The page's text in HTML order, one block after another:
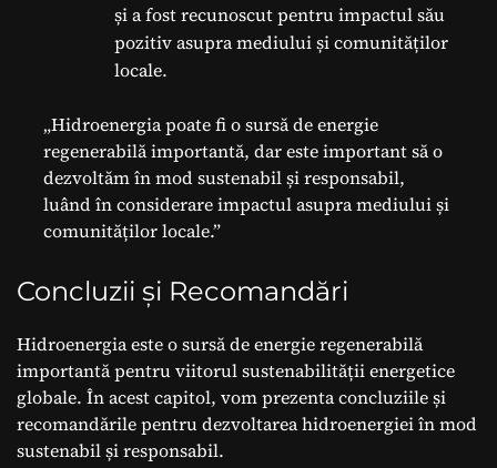
și a fost recunoscut pentru impactul său
pozitiv asupra mediului și comunităților
locale.
„Hidroenergia poate fi o sursă de energie
regenerabilă importantă, dar este important să o
dezvoltăm în mod sustenabil și responsabil,
luând în considerare impactul asupra mediului și
comunităților locale.”
Concluzii și Recomandări
Hidroenergia este o sursă de energie regenerabilă
importantă pentru viitorul sustenabilității energetice
globale. În acest capitol, vom prezenta concluziile și
recomandările pentru dezvoltarea hidroenergiei în mod
sustenabil și responsabil.